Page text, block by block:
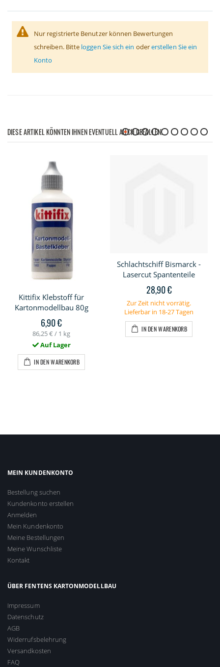
Nur registrierte Benutzer können Bewertungen
schreiben. Bitte loggen Sie sich ein odererstellen Sie ein
Konto
DIESE ARTIKEL KÖNNTEN IHNEN EVENTUELL AUCH GEFALLEN!
Kittifix Klebstoff für
Kartonmodellbau 80g
6,90 €
86,25 € / 1 kg
Auf Lager
IN DEN WARENKORB
Schlachtschiff Bismarck -
Lasercut Spantenteile
28,90 €
Zur Zeit nicht vorrätig.
Lieferbar in 18-27 Tagen
IN DEN WARENKORB
MEIN KUNDENKONTO
Bestellung suchen
Kundenkonto erstellen
Anmelden
Mein Kundenkonto
Meine Bestellungen
Meine Wunschliste
Kontakt
ÜBER FENTENS KARTONMODELLBAU
Impressum
Datenschutz
AGB
Widerrufsbelehrung
Versandkosten
FAQ